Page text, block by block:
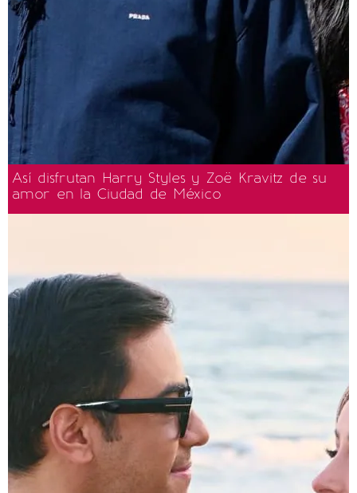
Así disfrutan Harry Styles y Zoë Kravitz de su
amor en la Ciudad de México